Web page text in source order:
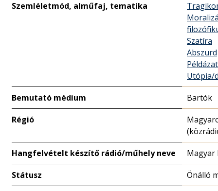
Szemléletmód, alműfaj, tematika
Szatíra
Abszurd
Példázat
Utópia/
Bemutató médium Bartók
Régió
Hangfelvételt készítő rádió/műhely neve Magyar
Státusz Önálló